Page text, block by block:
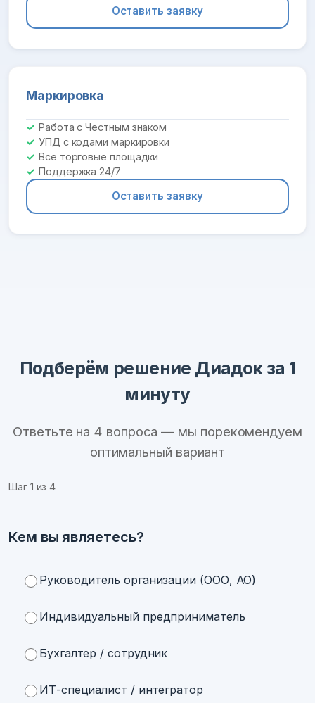
Оставить заявку
Маркировка
Работа с Честным знаком
УПД с кодами маркировки
Все торговые площадки
Поддержка 24/7
Оставить заявку
Подберём решение Диадок за 1
минуту
Ответьте на 4 вопроса — мы порекомендуем
оптимальный вариант
Шаг 1 из 4
Кем вы являетесь?
Руководитель организации (ООО, АО)
Индивидуальный предприниматель
Бухгалтер / сотрудник
ИТ-специалист / интегратор